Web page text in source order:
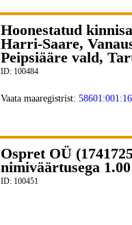
Hoonestatud
Harri-Saare,
Peipsiääre vald,
ID: 100484
Vaata maaregistrist:
Ospret OÜ
nimiväärtusega
ID: 100451